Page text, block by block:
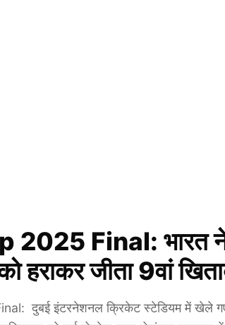
2025 Final: भारत ने
हराकर जीता 9वां
दुबई इंटरनेशनल क्रिकेट स्टेडियम में खेले